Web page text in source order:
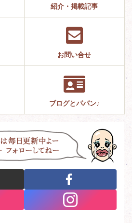
紹介・掲載記事
お問い合せ
ブログとパパン♪